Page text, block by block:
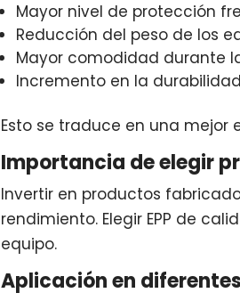
Mayor nivel de protección
Reducción del peso de los
Mayor comodidad durante
Incremento en la
Esto se traduce en una
Importancia de elegir
Invertir en productos
rendimiento. Elegir EPP de
equipo.
Aplicación en